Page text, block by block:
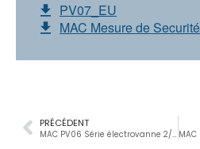
PV07_EU
MAC Mesure de Securité
PRÉCÉDENT